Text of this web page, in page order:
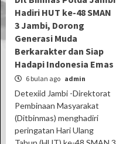
Hadiri HUT ke-48 SMAN
3 Jambi, Dorong
Generasi Muda
Berkarakter dan Siap
Hadapi Indonesia Emas
6 bulan ago admin
Detexiid Jambi -Direktorat
Pembinaan Masyarakat
(Ditbinmas) menghadiri
peringatan Hari Ulang